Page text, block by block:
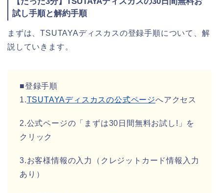
試し手順と解約手順
まずは、TSUTAYAディスカスの登録手順について、解
説していきます。
■登録手順
1.TSUTAYAディスカスの公式ページへアクセス
2.公式ページの「まずは30日間無料お試し!」を
クリック
3.お客様情報の入力（クレジットカード情報入力
あり）